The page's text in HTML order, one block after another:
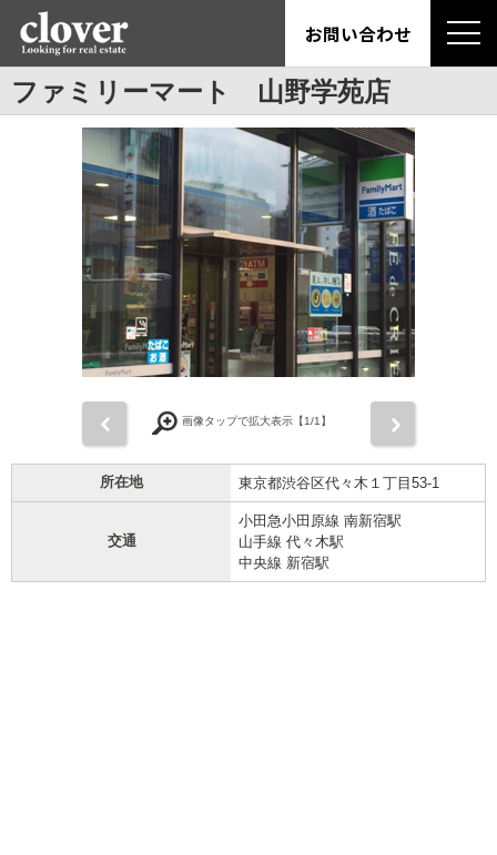
お問い合わせ
ファミリーマート 山野学苑店
画像タップで拡大表示【1/1】
所在地 東京都渋谷区代々木１丁目53-1
交通
小田急小田原線 南新宿駅
山手線 代々木駅
中央線 新宿駅